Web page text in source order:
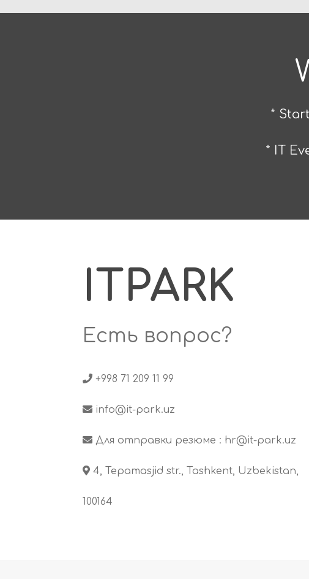
*
* IT
ITPARK
Есть вопрос?
+998 71 209 11 99
info@it-park.uz
Для отправки резюме : hr@it-park.uz
4, Tepamasjid str., Tashkent, Uzbekistan,
100164